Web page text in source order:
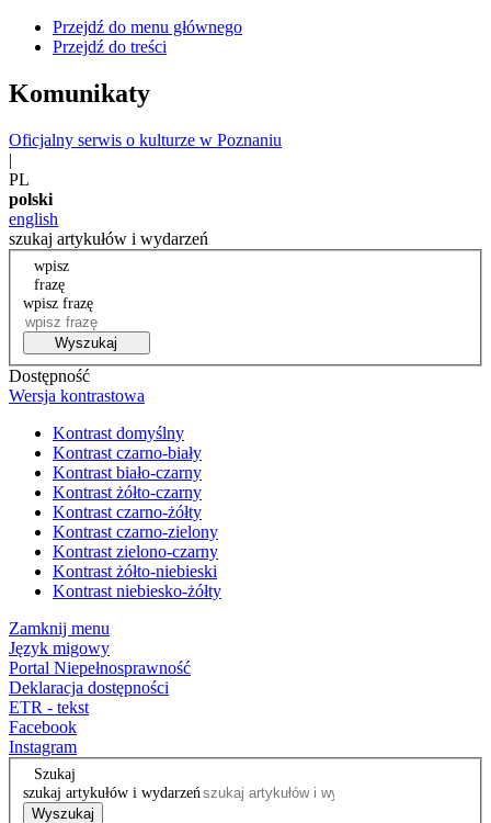
Przejdź do menu głównego
Przejdź do treści
Komunikaty
Oficjalny serwis o kulturze w Poznaniu
|
PL
polski
english
szukaj artykułów i wydarzeń
wpisz
frazę
wpisz frazę
Wyszukaj
Dostępność
Wersja kontrastowa
Kontrast domyślny
Kontrast czarno-biały
Kontrast biało-czarny
Kontrast żółto-czarny
Kontrast czarno-żółty
Kontrast czarno-zielony
Kontrast zielono-czarny
Kontrast żółto-niebieski
Kontrast niebiesko-żółty
Zamknij menu
Język migowy
Portal Niepełnosprawność
Deklaracja dostępności
ETR - tekst
Facebook
Instagram
Szukaj
szukaj artykułów i wydarzeń
Wyszukaj